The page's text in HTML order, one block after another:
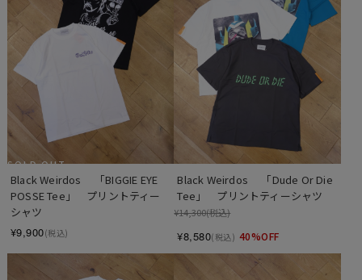
SOLD OUT
Black Weirdos 　「BIGGIE EYE
POSSE Tee」　プリントティー
シャツ
¥9,900(税込)
Black Weirdos 　「Dude Or Die
Tee」　プリントティーシャツ
¥14,300(税込)
¥8,580(税込) 40%OFF